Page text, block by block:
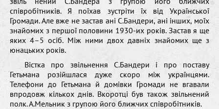
співробітників. Я поїхав зустріти їх від Української
Громади. Але вже не застав ані С.Бандери, ані інших, моїх
знайомих з першої половини 1930-их років. Застав я ще
яких 4–5 осіб. Між ними двох давніх знайомих ще з
юнацьких років.
Вістка про звільнення С.Бандери і про поставу
Гетьмана розійшлася дуже скоро між українцями.
Телефони до Гетьмана й домівки Громади не вгавали
впродовж кількох днів. Вкоротці був також звільнений
полк. А.Мельник з групою його ближчих співробітників.